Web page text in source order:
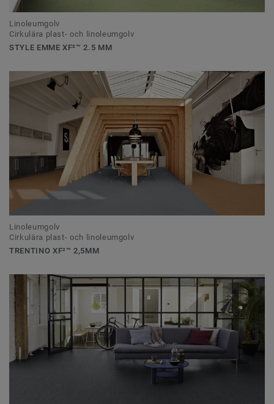
Linoleumgolv
Cirkulära plast- och linoleumgolv
STYLE EMME XF²™ 2.5 MM
Linoleumgolv
Cirkulära plast- och linoleumgolv
TRENTINO XF²™ 2,5MM